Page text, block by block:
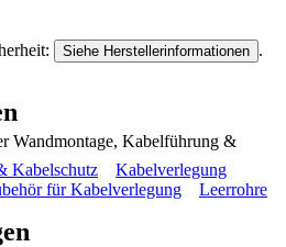
Wandmontage, Kabelführung &
Siehe Herstellerinformationen .
Kabelschutz
Kabelverlegung
für Kabelverlegung Leerrohre